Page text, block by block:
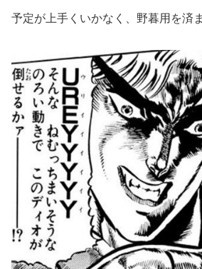
予定が上手くいかなく、野暮用を済